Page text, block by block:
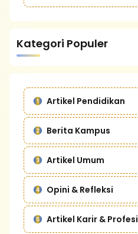
Kategori Populer
Artikel Pendidikan
Berita Kampus
Artikel Umum
Opini & Refleksi
Artikel Karir & Profesi